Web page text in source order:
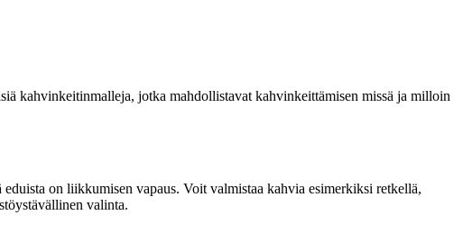
kahvinkeitinmalleja, jotka mahdollistavat kahvinkeittämisen missä ja milloin
on liikkumisen vapaus. Voit valmistaa kahvia esimerkiksi retkellä,
valinta.